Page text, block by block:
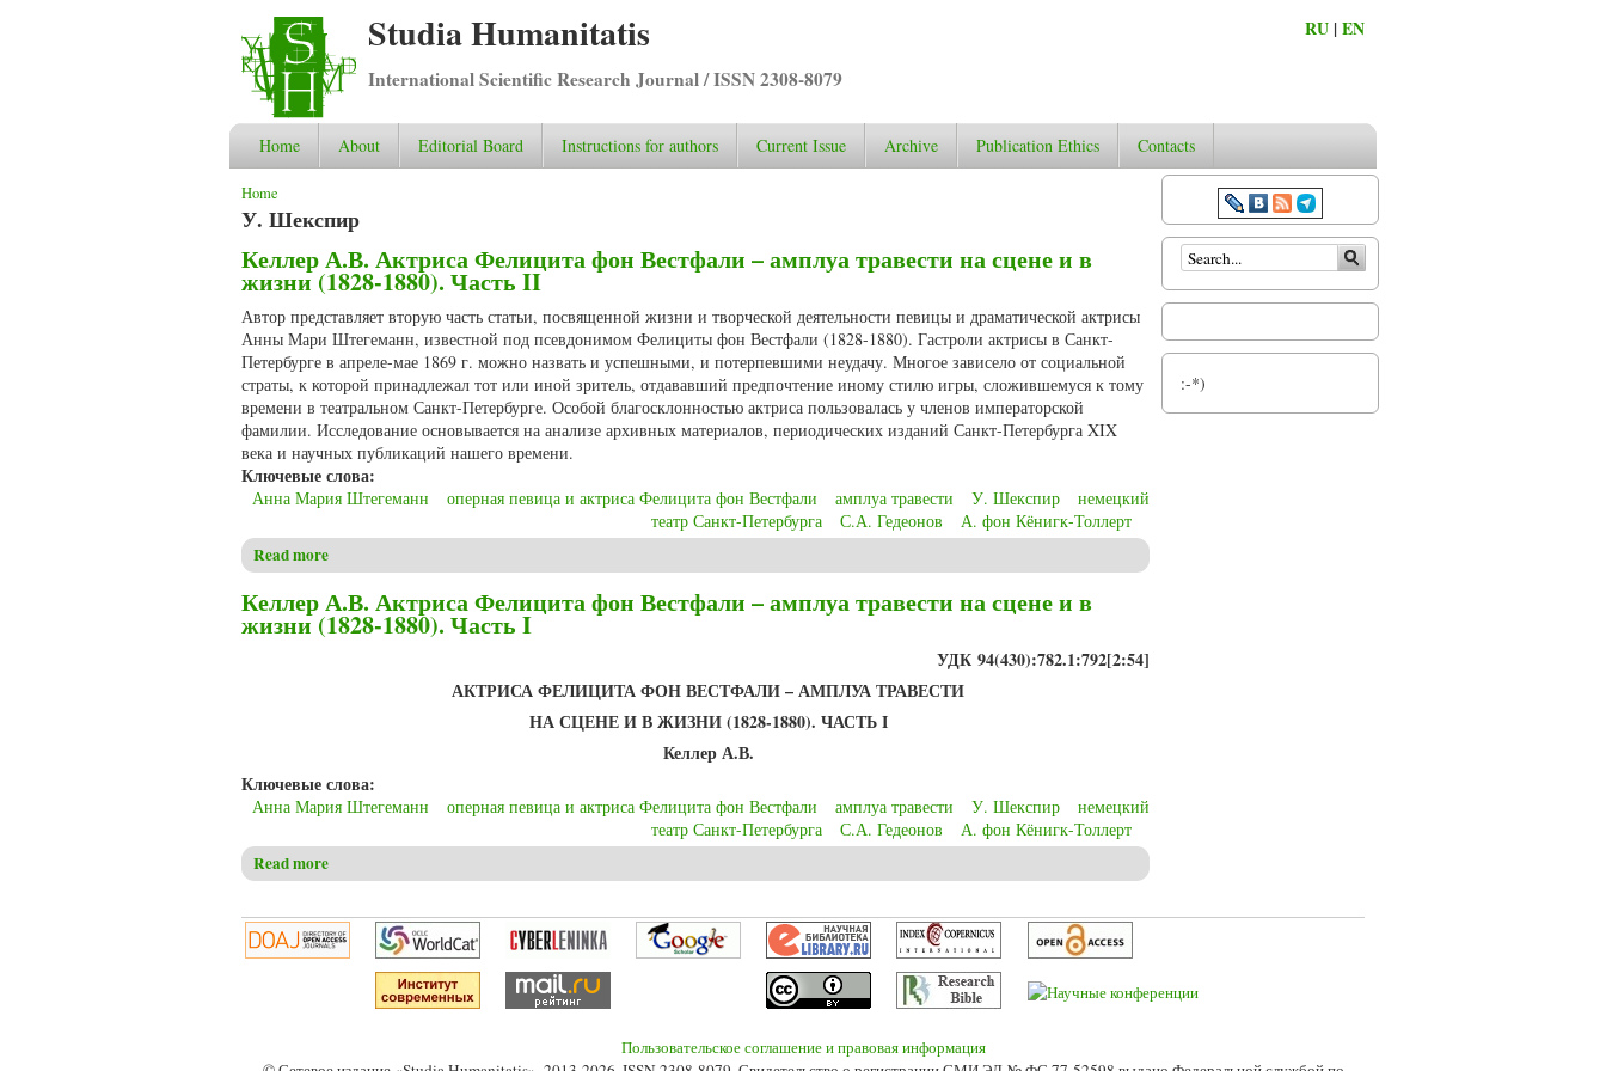
Studia Humanitatis
International Scientific Research Journal / ISSN 2308-8079
RU |EN
Home About Editorial Board Instructions for authors Current Issue Archive Publication Ethics Contacts
You are here
Home
У. Шекспир
Келлер А.В. Актриса Фелицита фон Вестфали – амплуа травести на сцене и в
жизни (1828-1880). Часть II
Автор представляет вторую часть статьи, посвященной жизни и творческой деятельности певицы и драматической актрисы
Анны Мари Штегеманн, известной под псевдонимом Фелициты фон Вестфали (1828-1880). Гастроли актрисы в Санкт-
Петербурге в апреле-мае 1869 г. можно назвать и успешными, и потерпевшими неудачу. Многое зависело от социальной
страты, к которой принадлежал тот или иной зритель, отдававший предпочтение иному стилю игры, сложившемуся к тому
времени в театральном Санкт-Петербурге. Особой благосклонностью актриса пользовалась у членов императорской
фамилии. Исследование основывается на анализе архивных материалов, периодических изданий Санкт-Петербурга XIX
века и научных публикаций нашего времени.
Ключевые слова:
Анна Мария Штегеманн оперная певица и актриса Фелицита фон Вестфали амплуа травести У. Шекспир
немецкий
театр Санкт-Петербурга
С.А. Гедеонов А. фон Кёнигк-Толлерт
Read more
Келлер А.В. Актриса Фелицита фон Вестфали – амплуа травести на сцене и в
жизни (1828-1880). Часть I
УДК 94(430):782.1:792[2:54]
АКТРИСА ФЕЛИЦИТА ФОН ВЕСТФАЛИ – АМПЛУА ТРАВЕСТИ
НА СЦЕНЕ И В ЖИЗНИ (1828-1880). ЧАСТЬ I
Келлер А.В.
Ключевые слова:
Анна Мария Штегеманн оперная певица и актриса Фелицита фон Вестфали амплуа травести У. Шекспир
немецкий
театр Санкт-Петербурга
С.А. Гедеонов А. фон Кёнигк-Толлерт
Read more
Search form
:-*)
Пользовательское соглашение и правовая информация